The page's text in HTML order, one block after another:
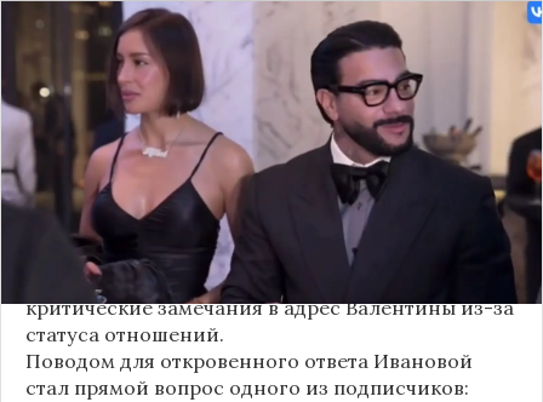
Валентина Иванова, избранница рэпера Тимати,
публично ответила на бестактный вопрос о
своем решении родить ребенка вне
официального брака. Ее резкая реакция стала
первым косвенным подтверждением слухов о
рождении дочери, ранее распространяемых
изданием «СтарХит».
Хотя сама звездная пара официально не
объявляла о пополнении, поклонники уже
засыпали их поздравлениями. Однако
некоторые комментаторы позволили себе
критические замечания в адрес Валентины из-за
статуса отношений.
Поводом для откровенного ответа Ивановой
стал прямой вопрос одного из подписчиков: